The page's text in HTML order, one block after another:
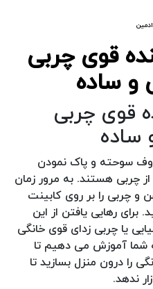
ادمین
قوی چربی
و ساده
قوی چربی
ساده
سوحته و پاک نمودن
چربی هستند. به مرور زمان
و چربی را بر روی کابینت
رهایی یافتن از این
یا چربی زدای قوی خانگی
شما آموزش می دهیم تا
را درون منزل بسازید تا
ندهد.